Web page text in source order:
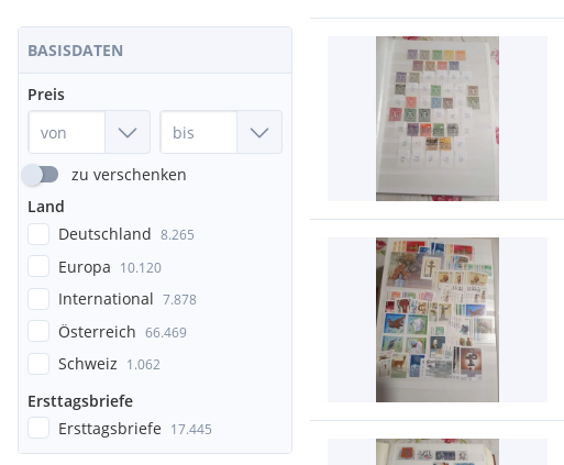
BASISDATEN
Preis
zu verschenken
Land
Deutschland 8.265
Europa 10.120
International 7.878
Österreich 66.469
Schweiz 1.062
Ersttagsbriefe
Ersttagsbriefe 17.445